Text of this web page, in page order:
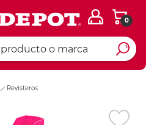
0
Revisteros
Ingresar Codigo